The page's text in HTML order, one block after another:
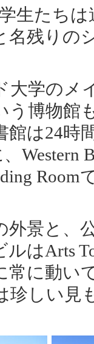
生たちは
名残りの
大学のメ
う博物館
館は24時
Western
外景と、
はArts
常に動い
珍しい見